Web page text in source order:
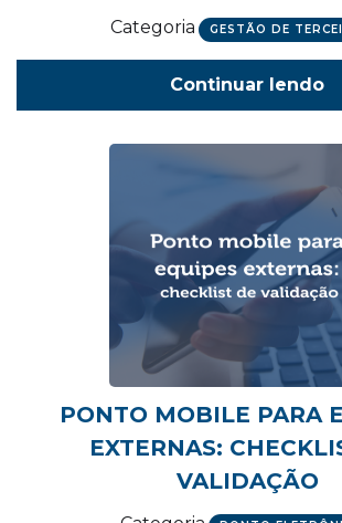
Categoria GESTÃO DE
Continuar lendo
PONTO MOBILE PARA
EXTERNAS:
VALIDAÇÃO